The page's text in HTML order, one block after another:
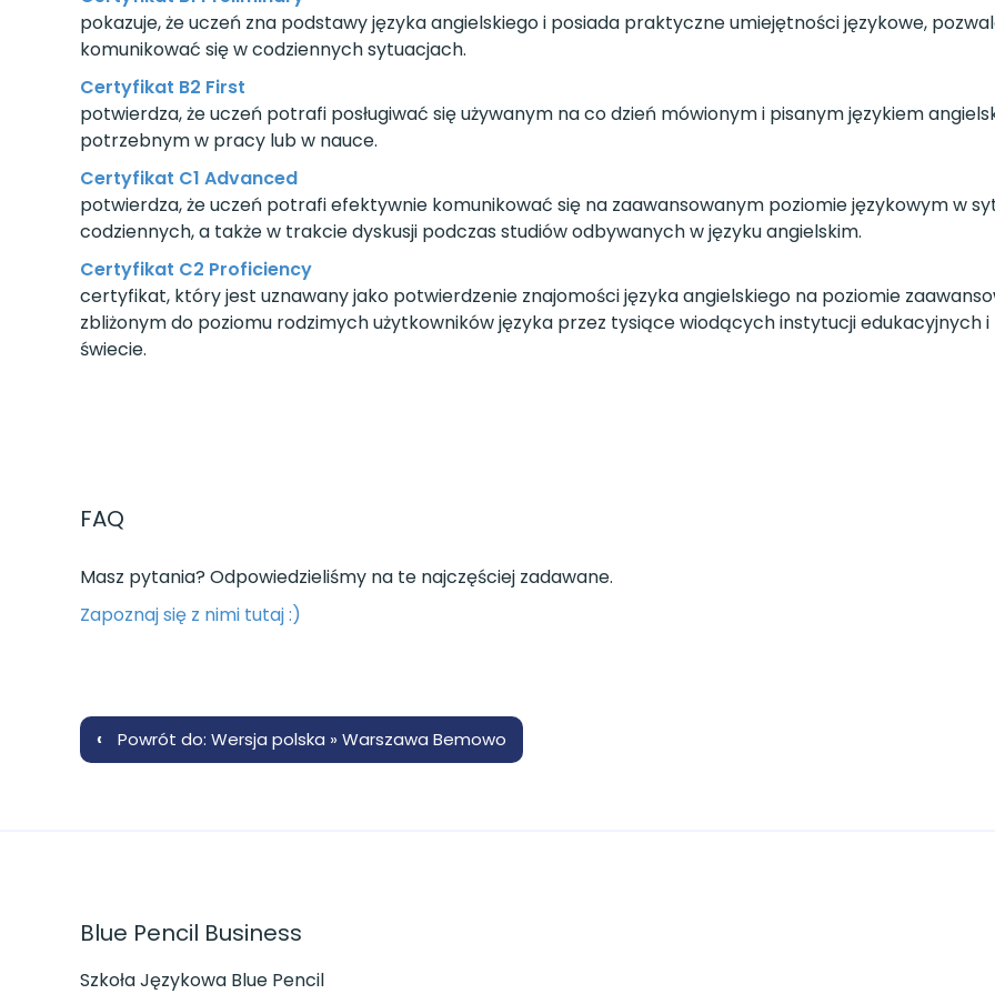
pokazuje, że uczeń zna podstawy języka angielskiego i posiada praktyczne umiejętności językowe,
komunikować się w codziennych sytuacjach.
Certyfikat B2 First
potwierdza, że uczeń potrafi posługiwać się używanym na co dzień mówionym i pisanym językiem
potrzebnym w pracy lub w nauce.
Certyfikat C1 Advanced
potwierdza, że uczeń potrafi efektywnie komunikować się na zaawansowanym poziomie językowym w
codziennych, a także w trakcie dyskusji podczas studiów odbywanych w języku angielskim.
Certyfikat C2 Proficiency
certyfikat, który jest uznawany jako potwierdzenie znajomości języka angielskiego na poziomie
zbliżonym do poziomu rodzimych użytkowników języka przez tysiące wiodących instytucji edukacyjnych
świecie.
FAQ
Masz pytania? Odpowiedzieliśmy na te najczęściej zadawane.
Zapoznaj się z nimi tutaj :)
‹ Powrót do: Wersja polska » Warszawa Bemowo
Blue Pencil Business
Szkoła Językowa Blue Pencil